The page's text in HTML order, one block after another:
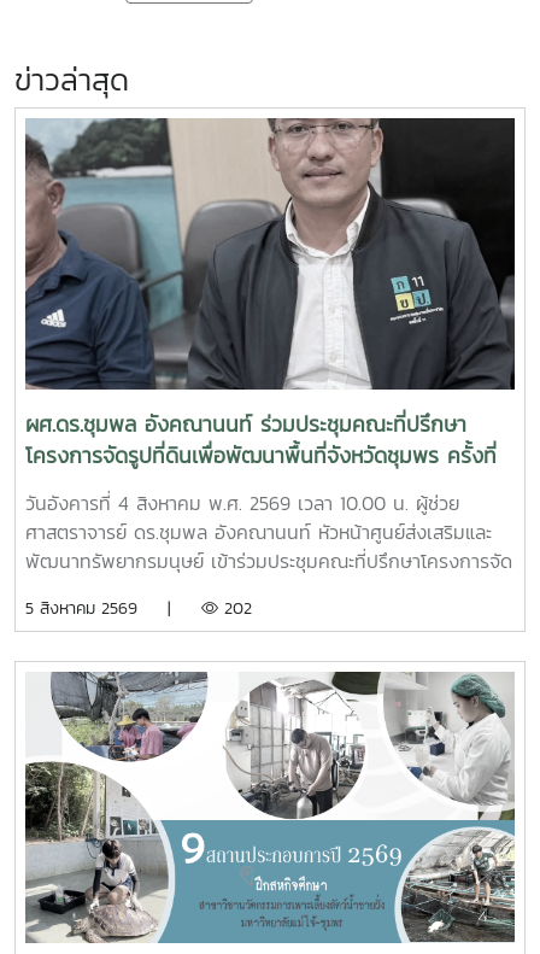
ข่าวล่าสุด
ผศ.ดร.ชุมพล อังคณานนท์ ร่วมประชุมคณะที่ปรึกษา
โครงการจัดรูปที่ดินเพื่อพัฒนาพื้นที่จังหวัดชุมพร ครั้งที่
2/2569
วันอังคารที่ 4 สิงหาคม พ.ศ. 2569 เวลา 10.00 น. ผู้ช่วย
ศาสตราจารย์ ดร.ชุมพล อังคณานนท์ หัวหน้าศูนย์ส่งเสริมและ
พัฒนาทรัพยากรมนุษย์ เข้าร่วมประชุมคณะที่ปรึกษาโครงการจัด
รวม สาย ก3 และ ก4ในเขตผังเมืองรวมชุมชนปากน้ำหลังสวน
ศาลากลางจังหวัดชุมพร โดยมีนายจักรพงศ์ นิลไพรัช ธนารักษ์
พื้นที่ชุมพร เป็นประธานในการประชุมในการนี้ นายอุดม จิตตวงค์
โยธาธิการและผังเมืองจังหวัดชุมพร พร้อมด้วยคณะที่ปรึกษา
โครงการจัดรูปที่ดินเพื่อพัฒนาพื้นที่ส่วนจังหวัดชุมพร บริเวณ
ถนนผังเมืองรวม สาย ก3 และก4 ในเขตผังเมืองรวมชุมชน
ปากน้ำหลังสวน เข้าร่วมการประชุมฯ ดังกล่าว เพื่อพิจารณาขอ
ความเห็นชอบค่าชดเชยต้นไม้และพืชผล และค่าชดเชยอาคารและ
สิ่งปลูกสร้างจากกองทุนจัดรูปที่ดินเพื่อพัฒนาพื้นที่มติที่ประชุม
รับทราบรายละเอียดราคาและเห็นควรให้เสนอคณะกรรมการ
จังหวัดขอรับเงินอุดหนุนจากกกองทุนจัดรูปเพื่อพัฒนาพื้นที่
5 สิงหาคม 2569 | 202